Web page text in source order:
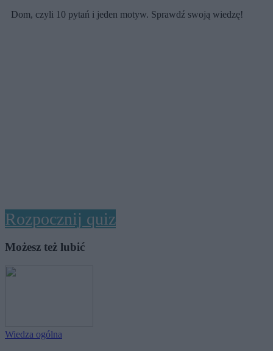
Dom, czyli 10 pytań i jeden motyw. Sprawdź swoją wiedzę!
Rozpocznij quiz
Możesz też lubić
Wiedza ogólna